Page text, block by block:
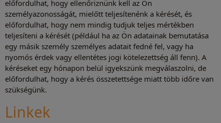
előfordulhat, hogy ellenőriznünk kell az Ön
személyazonosságát, mielőtt teljesítenénk a kérését, és
előfordulhat, hogy nem mindig tudjuk teljes mértékben
teljesíteni a kérését (például ha az Ön adatainak bemutatása
egy másik személy személyes adatait fedné fel, vagy ha
nyomós érdek vagy ellentétes jogi kötelezettség áll fenn). A
kéréseket egy hónapon belül igyekszünk megválaszolni, de
előfordulhat, hogy a kérés összetettsége miatt több időre van
szükségünk.
Linkek